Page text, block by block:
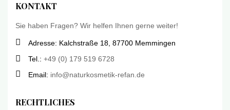
KONTAKT
Sie haben Fragen? Wir helfen Ihnen gerne weiter!
Adresse: Kalchstraße 18, 87700 Memmingen
Tel.: +49 (0) 179 519 6728
Email: info@naturkosmetik-refan.de
RECHTLICHES